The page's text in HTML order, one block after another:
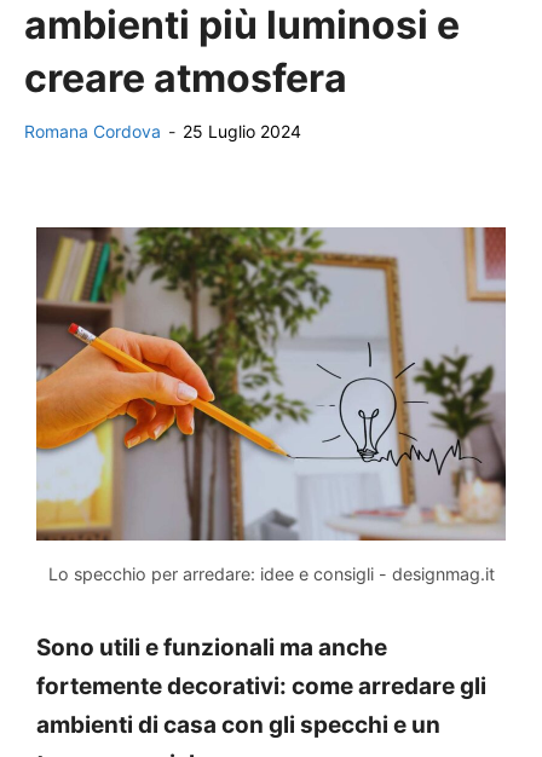
ambienti più luminosi e
creare atmosfera
Romana Cordova - 25 Luglio 2024
Lo specchio per arredare: idee e consigli - designmag.it
Sono utili e funzionali ma anche
fortemente decorativi: come arredare gli
ambienti di casa con gli specchi e un